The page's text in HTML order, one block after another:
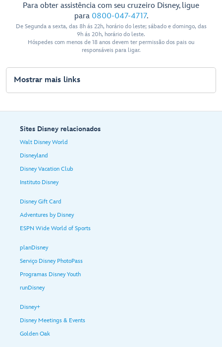
Para obter assistência com seu cruzeiro Disney, ligue
para 0800-047-4717.
De Segunda a sexta, das 8h ás 22h, horário do leste; sábado e domingo, das
9h ás 20h, horário do leste.
Hóspedes com menos de 18 anos devem ter permissão dos pais ou
responsáveis para ligar.
Mostrar mais links
Sites Disney relacionados
Walt Disney World
Disneyland
Disney Vacation Club
Instituto Disney
Disney Gift Card
Adventures by Disney
ESPN Wide World of Sports
planDisney
Serviço Disney PhotoPass
Programas Disney Youth
runDisney
Disney+
Disney Meetings & Events
Golden Oak